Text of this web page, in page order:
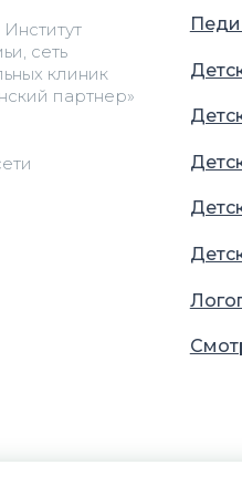
сеть
клиник
партнер»